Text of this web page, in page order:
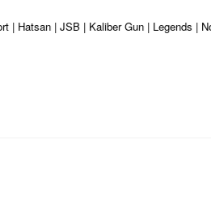
| JSB | Kaliber Gun | Legends |